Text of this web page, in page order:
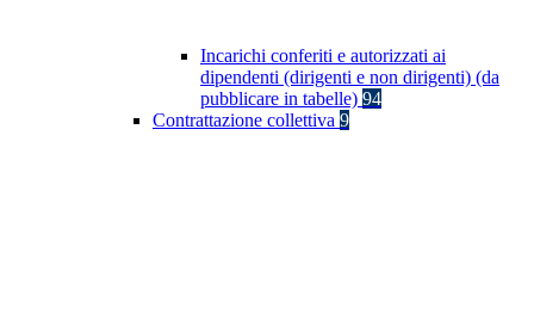
Incarichi conferiti e autorizzati ai
dipendenti (dirigenti e non dirigenti) (da
pubblicare in tabelle) 94
Contrattazione collettiva 9